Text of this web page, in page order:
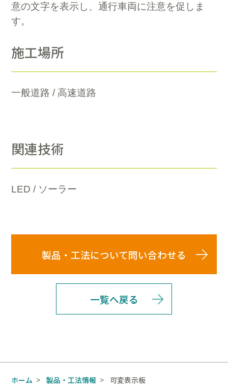
意の文字を表示し、通行車両に注意を促しま
す。
施工場所
一般道路 / 高速道路
関連技術
LED / ソーラー
製品・工法について問い合わせる
一覧へ戻る
ホーム > 製品・工法情報 > 可変表示板